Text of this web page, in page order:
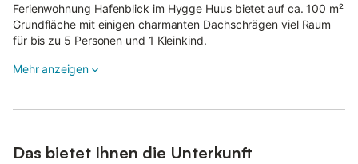
Ferienwohnung Hafenblick im Hygge Huus bietet auf ca. 100 m²
Grundfläche mit einigen charmanten Dachschrägen viel Raum
für bis zu 5 Personen und 1 Kleinkind.
Zwei gemütliche Schlafzimmer mit komfortablen
Mehr anzeigen
Das bietet Ihnen die Unterkunft